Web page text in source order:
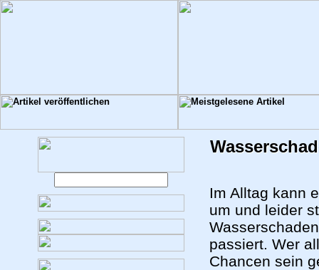
Im Alltag kann
um und leider
passiert. Wer
Chancen sein